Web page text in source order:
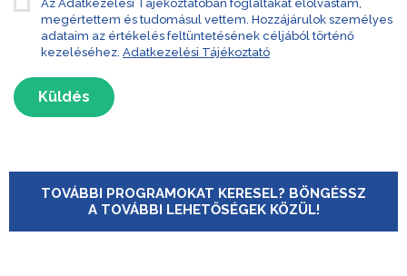
Az Adatkezelési Tájékoztatóban foglaltakat elolvastam,
megértettem és tudomásul vettem. Hozzájárulok személyes
adataim az értékelés feltüntetésének céljából történő
kezeléséhez. Adatkezelési Tájékoztató
Küldés
TOVÁBBI PROGRAMOKAT KERESEL? BÖNGÉSSZ
A TOVÁBBI LEHETŐSÉGEK KÖZÜL!